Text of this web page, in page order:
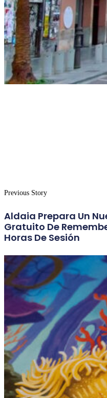
Previous Story
Aldaia Prepara Un
Gratuito De
Horas De Sesión